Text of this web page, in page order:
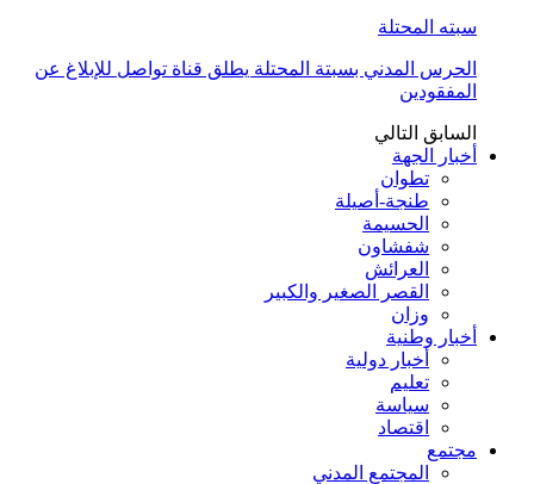
سبته المحتلة
الحرس المدني بسبتة المحتلة يطلق قناة تواصل للإبلاغ عن
المفقودين
السابق التالي
أخبار الجهة
تطوان
طنجة-أصيلة
الحسيمة
شفشاون
العرائش
القصر الصغير والكبير
وزان
أخبار وطنية
أخبار دولية
تعليم
سياسة
اقتصاد
مجتمع
المجتمع المدني